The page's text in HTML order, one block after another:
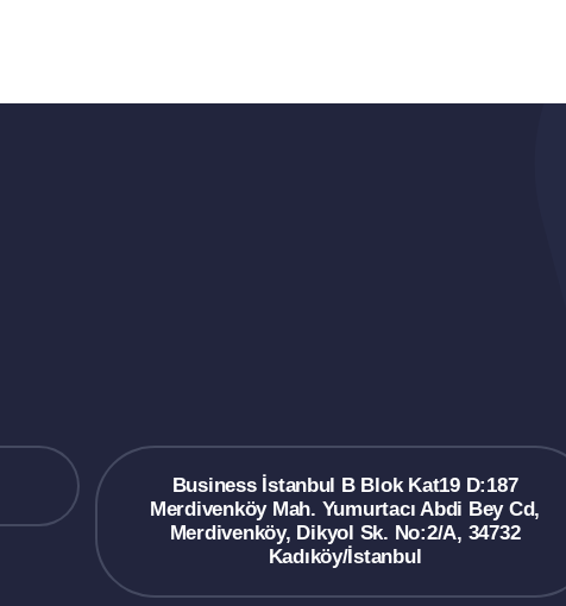
Business İstanbul B Blok Kat19 D:187
Merdivenköy Mah. Yumurtacı Abdi Bey Cd,
Merdivenköy, Dikyol Sk. No:2/A, 34732
Kadıköy/İstanbul